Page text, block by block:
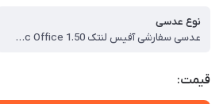
نوع عدسی
عدسی سفارشی آفیس لنتک Lentec Office 1.50
قیمت: